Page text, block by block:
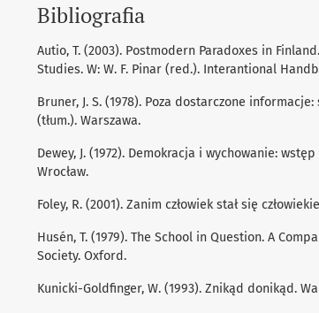
Bibliografia
Autio, T. (2003). Postmodern Paradoxes in
Studies. W: W. F. Pinar (red.). Interantional
Bruner, J. S. (1978). Poza dostarczone
(tłum.). Warszawa.
Dewey, J. (1972). Demokracja i wychowanie:
Wrocław.
Foley, R. (2001). Zanim człowiek stał się
Husén, T. (1979). The School in Question. A
Society. Oxford.
Kunicki-Goldﬁnger, W. (1993). Znikąd donikąd.